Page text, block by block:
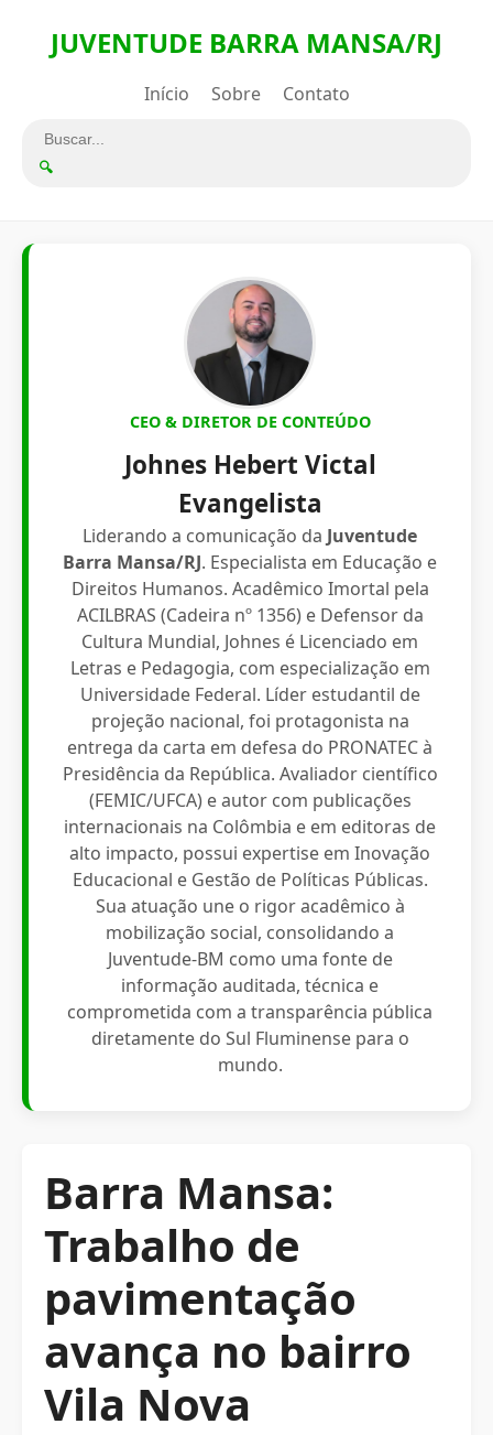
JUVENTUDE BARRA MANSA/RJ
Início Sobre Contato
🔍
CEO & DIRETOR DE CONTEÚDO
Johnes Hebert Victal
Evangelista
Liderando a comunicação da Juventude
Barra Mansa/RJ. Especialista em Educação e
Direitos Humanos. Acadêmico Imortal pela
ACILBRAS (Cadeira nº 1356) e Defensor da
Cultura Mundial, Johnes é Licenciado em
Letras e Pedagogia, com especialização em
Universidade Federal. Líder estudantil de
projeção nacional, foi protagonista na
entrega da carta em defesa do PRONATEC à
Presidência da República. Avaliador científico
(FEMIC/UFCA) e autor com publicações
internacionais na Colômbia e em editoras de
alto impacto, possui expertise em Inovação
Educacional e Gestão de Políticas Públicas.
Sua atuação une o rigor acadêmico à
mobilização social, consolidando a
Juventude-BM como uma fonte de
informação auditada, técnica e
comprometida com a transparência pública
diretamente do Sul Fluminense para o
mundo.
Barra Mansa:
Trabalho de
pavimentação
avança no bairro
Vila Nova